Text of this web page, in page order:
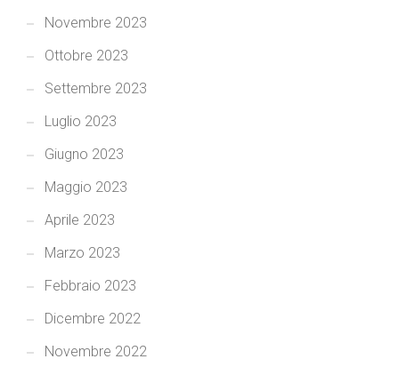
Novembre 2023
Ottobre 2023
Settembre 2023
Luglio 2023
Giugno 2023
Maggio 2023
Aprile 2023
Marzo 2023
Febbraio 2023
Dicembre 2022
Novembre 2022